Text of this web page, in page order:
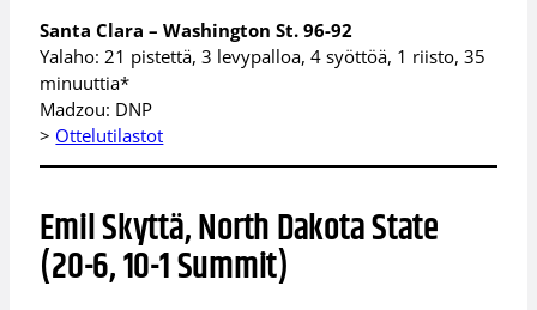
Santa Clara – Washington St. 96-92
Yalaho: 21 pistettä, 3 levypalloa, 4 syöttöä, 1 riisto, 35
minuuttia*
Madzou: DNP
> Ottelutilastot
Emil Skyttä, North Dakota State
(20-6, 10-1 Summit)